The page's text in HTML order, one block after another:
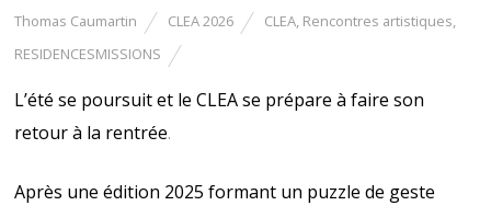
Thomas Caumartin CLEA 2026 CLEA, Rencontres artistiques,
RESIDENCESMISSIONS
L’été se poursuit et le CLEA se prépare à faire son
retour à la rentrée.
Après une édition 2025 formant un puzzle de geste